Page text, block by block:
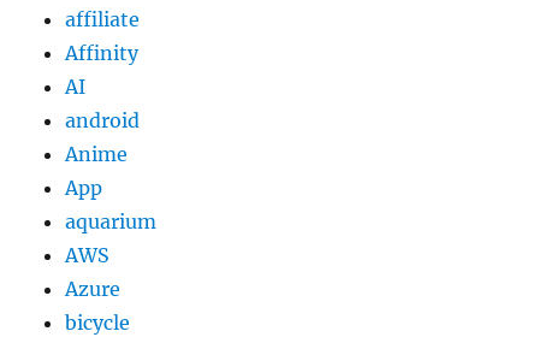
affiliate
Affinity
AI
android
Anime
App
aquarium
AWS
Azure
bicycle